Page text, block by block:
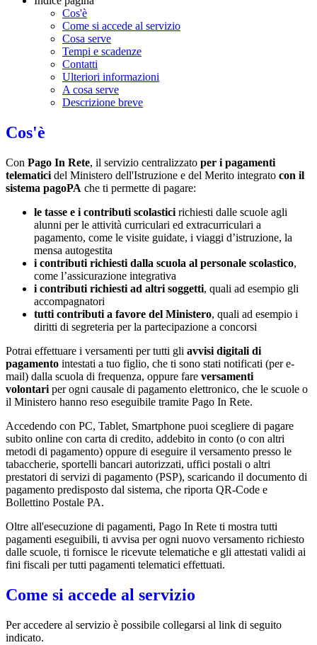
Cos'è
Come si accede al servizio
Cosa serve
Tempi e scadenze
Contatti
Ulteriori informazioni
A cosa serve
Descrizione breve
Cos'è
Con Pago In Rete, il servizio centralizzato per i pagamenti
telematici del Ministero dell'Istruzione e del Merito integrato con il
sistema pagoPA che ti permette di pagare:
le tasse e i contributi scolastici richiesti dalle scuole agli
alunni per le attività curriculari ed extracurriculari a
pagamento, come le visite guidate, i viaggi d’istruzione, la
mensa autogestita
i contributi richiesti dalla scuola al personale scolastico,
come l’assicurazione integrativa
i contributi richiesti ad altri soggetti, quali ad esempio gli
accompagnatori
tutti contributi a favore del Ministero, quali ad esempio i
diritti di segreteria per la partecipazione a concorsi
Potrai effettuare i versamenti per tutti gli avvisi digitali di
pagamento intestati a tuo figlio, che ti sono stati notificati (per e-
mail) dalla scuola di frequenza, oppure fare versamenti
volontari per ogni causale di pagamento elettronico, che le scuole o
il Ministero hanno reso eseguibile tramite Pago In Rete.
Accedendo con PC, Tablet, Smartphone puoi scegliere di pagare
subito online con carta di credito, addebito in conto (o con altri
metodi di pagamento) oppure di eseguire il versamento presso le
tabaccherie, sportelli bancari autorizzati, uffici postali o altri
prestatori di servizi di pagamento (PSP), scaricando il documento di
pagamento predisposto dal sistema, che riporta QR-Code e
Bollettino Postale PA.
Oltre all'esecuzione di pagamenti, Pago In Rete ti mostra tutti
pagamenti eseguibili, ti avvisa per ogni nuovo versamento richiesto
dalle scuole, ti fornisce le ricevute telematiche e gli attestati validi ai
fini fiscali per tutti pagamenti telematici effettuati.
Come si accede al servizio
Per accedere al servizio è possibile collegarsi al link di seguito
indicato.